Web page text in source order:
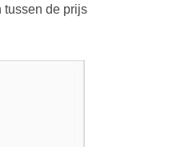
tussen de prijs